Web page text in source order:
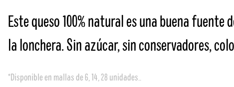
Este queso 100% natural es una buena fuente
la lonchera. Sin azúcar, sin conservadores,
*Disponible en mallas de 6, 14, 28 unidades..